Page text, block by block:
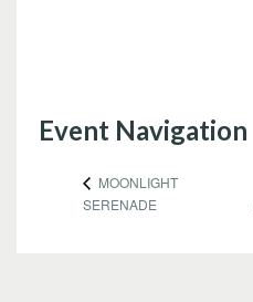
Event Navigation
MOONLIGHT
SERENADE